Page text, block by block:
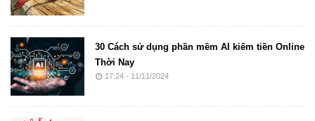
30 Cách sử dụng phần mềm AI kiếm tiền Online
Thời Nay
17:24 - 11/11/2024